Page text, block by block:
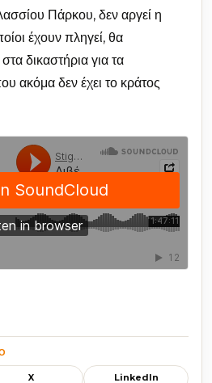
Πάρκου, δεν αργεί η
έχουν πληγεί, θα
δικαστήρια για τα
ακόμα δεν έχει το κράτος
X LinkedIn